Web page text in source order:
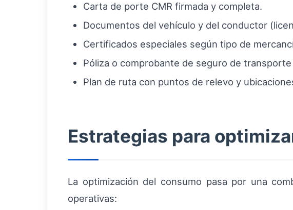
Carta de porte CMR firmada y completa.
Documentos del vehículo y del conductor
Certificados especiales según tipo de
Póliza o comprobante de seguro de
Plan de ruta con puntos de relevo y
Estrategias para
La optimización del consumo pasa por una
operativas: